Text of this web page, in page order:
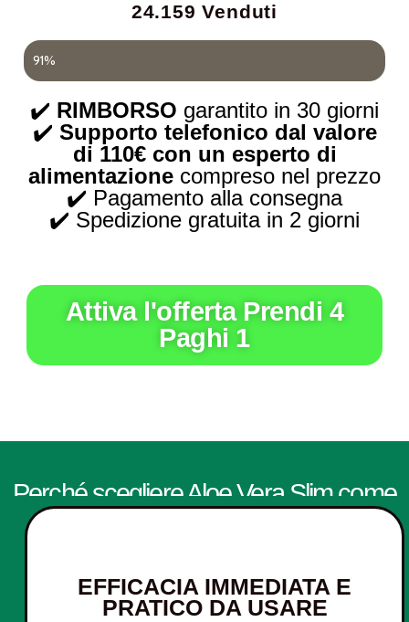
24.159 Venduti
Esaurimento Scorte in Magazzino
91%
✔️ RIMBORSO garantito in 30 giorni
✔️ Supporto telefonico dal valore
di 110€ con un esperto di
alimentazione compreso nel prezzo
✔️ Pagamento alla consegna
✔️ Spedizione gratuita in 2 giorni
Attiva l'offerta Prendi 4
Paghi 1
Perché scegliere Aloe Vera Slim come
Erba per dimagrire?
EFFICACIA IMMEDIATA E
PRATICO DA USARE